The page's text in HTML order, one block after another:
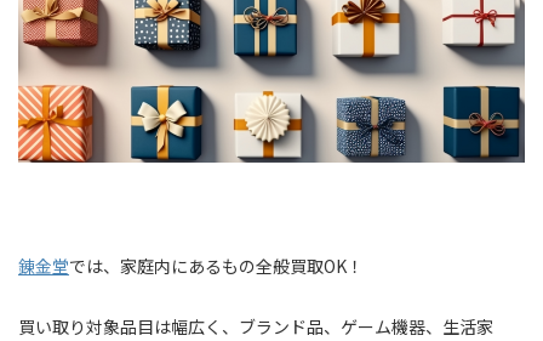
錬金堂では、家庭内にあるもの全般買取OK！
買い取り対象品目は幅広く、ブランド品、ゲーム機器、生活家